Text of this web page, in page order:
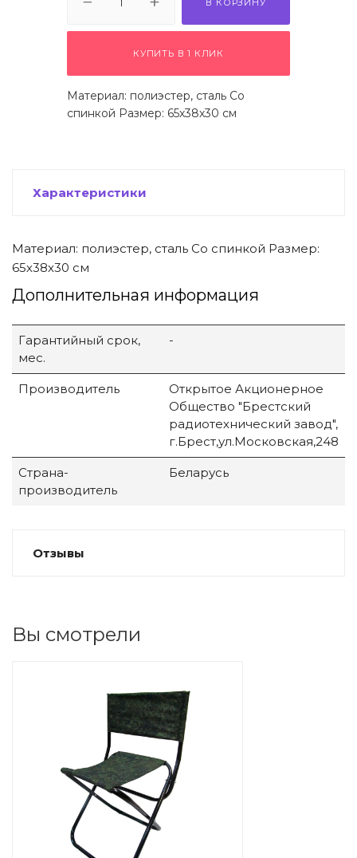
В КОРЗИНУ
КУПИТЬ В 1 КЛИК
Материал: полиэстер, сталь Со
спинкой Размер: 65х38х30 см
Характеристики
Материал: полиэстер, сталь Со спинкой Размер:
65х38х30 см
Дополнительная информация
Гарантийный срок,
мес.
-
Производитель
Открытое Акционерное
Общество "Брестский
радиотехнический завод",
г.Брест,ул.Московская,248
Страна-
производитель
Беларусь
Отзывы
Вы смотрели